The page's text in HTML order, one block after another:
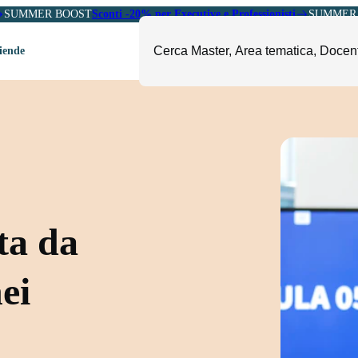
SUMMER BOOSTSconti -20% per Executive e Professionisti
e Pharma
Amministrazione
Food, Beverage e Turismo
da